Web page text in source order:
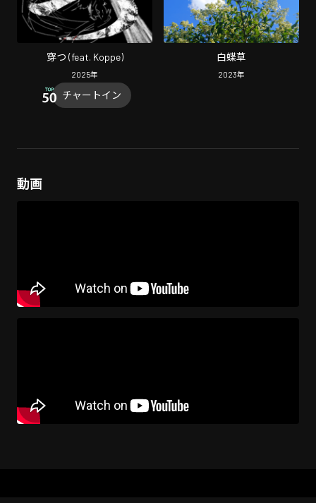
穿つ (feat. Koppe)
2025年
チャートイン
白蝶草
2023年
動画